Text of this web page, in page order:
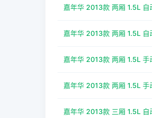
嘉年华 2013款 两厢 1.5L 自
嘉年华 2013款 两厢 1.5L 自
嘉年华 2013款 两厢 1.5L 手
嘉年华 2013款 两厢 1.5L 手
嘉年华 2013款 三厢 1.5L 自